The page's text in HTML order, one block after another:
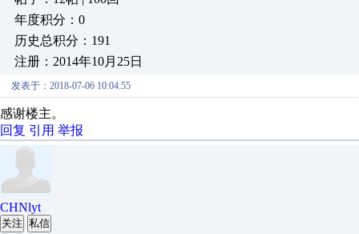
年度积分：0
历史总积分：191
注册：2014年10月25日
发表于：2018-07-06 10:04:55
感谢楼主。
回复 引用 举报
CHNlyt
关注 私信